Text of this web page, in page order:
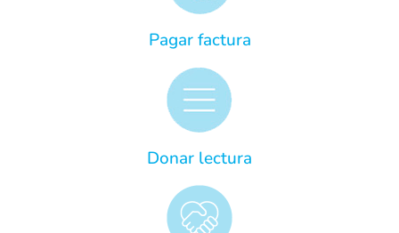
Pagar factura
Donar lectura